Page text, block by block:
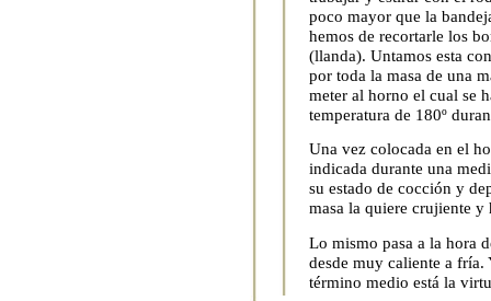
poco mayor que la
hemos de recortarle los
(llanda). Untamos esta
por toda la masa de una
meter al horno el cual se
temperatura de 180º
Una vez colocada en el
indicada durante una
su estado de cocción y
masa la quiere crujiente
Lo mismo pasa a la hora
desde muy caliente a
término medio está la